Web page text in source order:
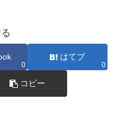
0
はてブ
0
コピー